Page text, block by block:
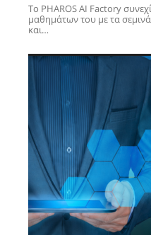
Το PHAROS AI Factory
μαθημάτων του με τα
και…